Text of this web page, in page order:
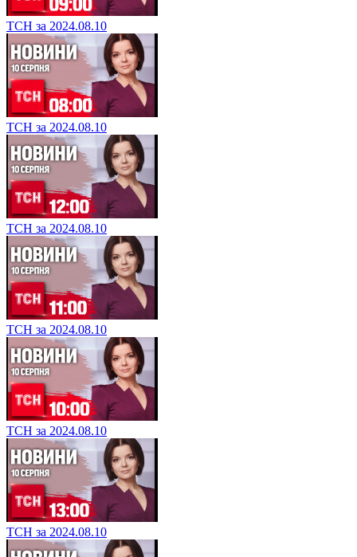
ТСН за 2024.08.10
ТСН за 2024.08.10
ТСН за 2024.08.10
ТСН за 2024.08.10
ТСН за 2024.08.10
ТСН за 2024.08.10